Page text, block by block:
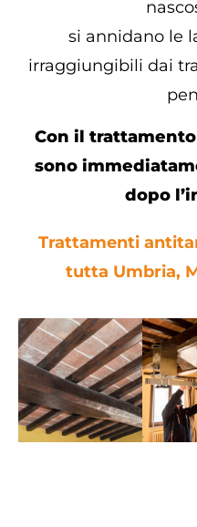
si annidano le
irraggiungibili dai
Con il
sono
dopo
Trattamenti
tutta Umbria,